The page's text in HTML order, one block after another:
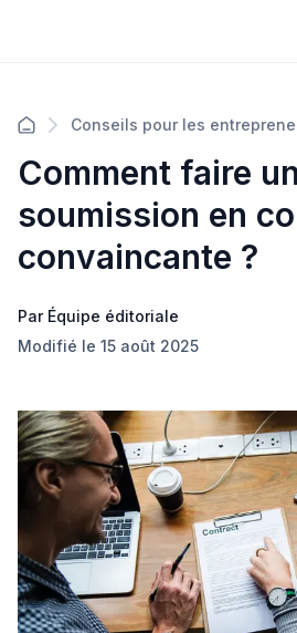
Conseils pour les
Comment faire
soumission en
convaincante ?
Par Équipe éditoriale
Modifié le 15 août 2025